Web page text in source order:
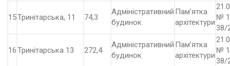
15Тринітарська, 11 74,3
Адміністративний
будинок
Пам’ятка
архітектури
№
38/
16Тринітарська 13 272,4
Адміністративний
будинок
Пам’ятка
архітектури
№
38/